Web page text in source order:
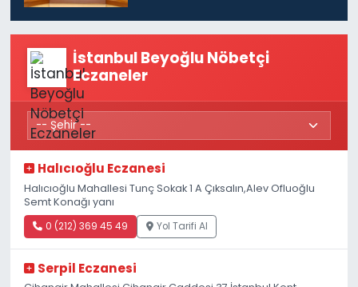
çıkardık”
İstanbul Beyoğlu Nöbetçi
Eczaneler
Halıcıoğlu Eczanesi
Halıcıoğlu Mahallesi Tunç Sokak 1 A Çıksalın,Alev Ofluoğlu
Semt Konağı yanı
0 (212) 369 45 49 Yol Tarifi Al
Serpil Eczanesi